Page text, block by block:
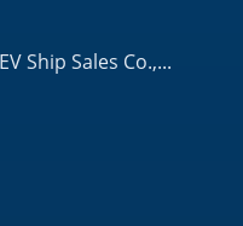
Ship Sales Co.,...